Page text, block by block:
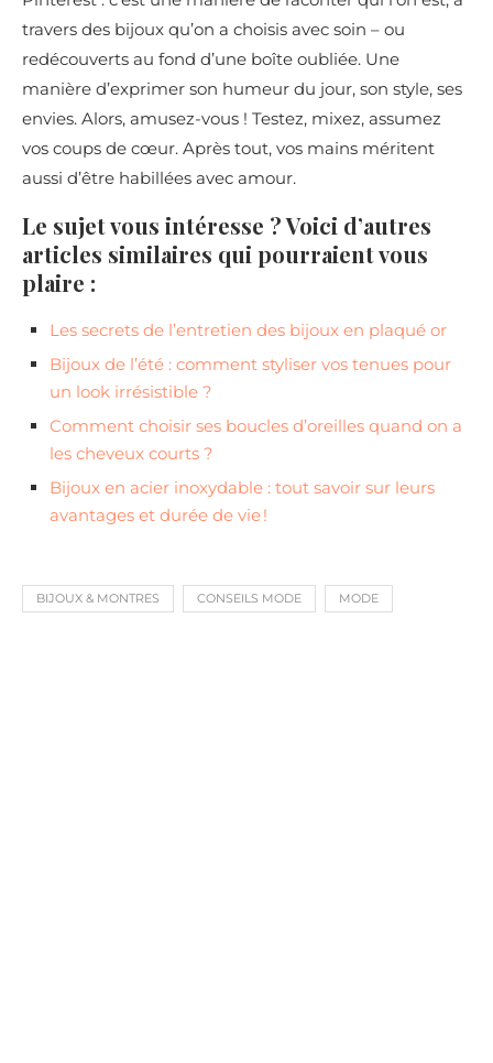
travers des bijoux qu’on a choisis avec soin – ou
redécouverts au fond d’une boîte oubliée. Une
manière d’exprimer son humeur du jour, son style, ses
envies. Alors, amusez-vous ! Testez, mixez, assumez
vos coups de cœur. Après tout, vos mains méritent
aussi d’être habillées avec amour.
Le sujet vous intéresse ? Voici d’autres
articles similaires qui pourraient vous
plaire :
Les secrets de l’entretien des bijoux en plaqué or
Bijoux de l’été : comment styliser vos tenues pour
un look irrésistible ?
Comment choisir ses boucles d’oreilles quand on a
les cheveux courts ?
Bijoux en acier inoxydable : tout savoir sur leurs
avantages et durée de vie !
BIJOUX & MONTRES CONSEILS MODE MODE